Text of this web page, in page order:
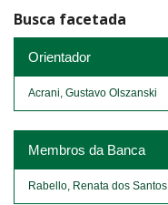
Busca facetada
Orientador
Acrani, Gustavo Olszanski
Membros da Banca
Rabello, Renata dos Santos